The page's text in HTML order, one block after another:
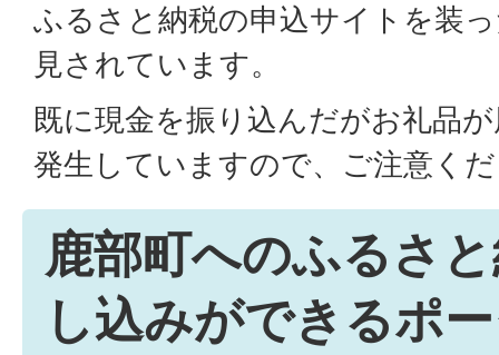
ふるさと納税の申込サイトを装
見されています。
既に現金を振り込んだがお礼品
発生していますので、ご注意く
鹿部町へのふるさ
し込みができるポ